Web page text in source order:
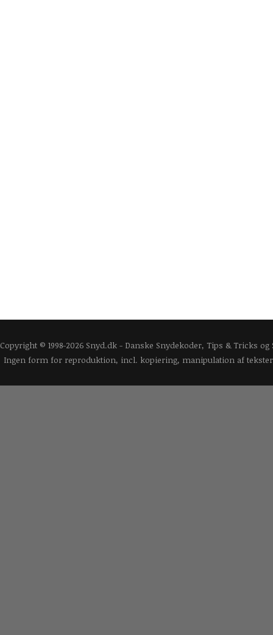
Copyright © 1998-2026 Snyd.dk - Danske Snydekoder, Tips & Tricks
Ingen form for reproduktion, incl. kopiering, manipulation af